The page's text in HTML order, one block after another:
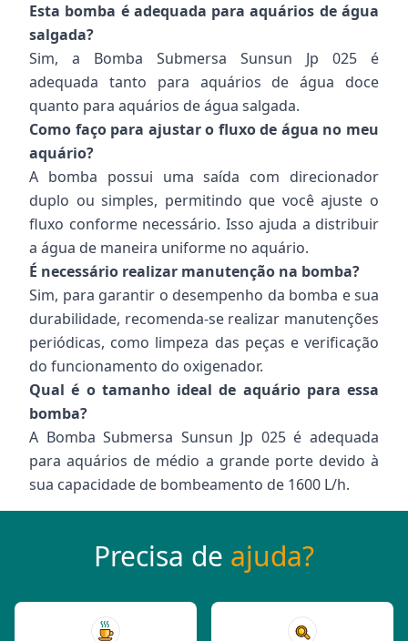
Esta bomba é adequada para aquários de água
salgada?
Sim, a Bomba Submersa Sunsun Jp 025 é
adequada tanto para aquários de água doce
quanto para aquários de água salgada.
Como faço para ajustar o fluxo de água no meu
aquário?
A bomba possui uma saída com direcionador
duplo ou simples, permitindo que você ajuste o
fluxo conforme necessário. Isso ajuda a distribuir
a água de maneira uniforme no aquário.
É necessário realizar manutenção na bomba?
Sim, para garantir o desempenho da bomba e sua
durabilidade, recomenda-se realizar manutenções
periódicas, como limpeza das peças e verificação
do funcionamento do oxigenador.
Qual é o tamanho ideal de aquário para essa
bomba?
A Bomba Submersa Sunsun Jp 025 é adequada
para aquários de médio a grande porte devido à
sua capacidade de bombeamento de 1600 L/h.
Precisa de ajuda?